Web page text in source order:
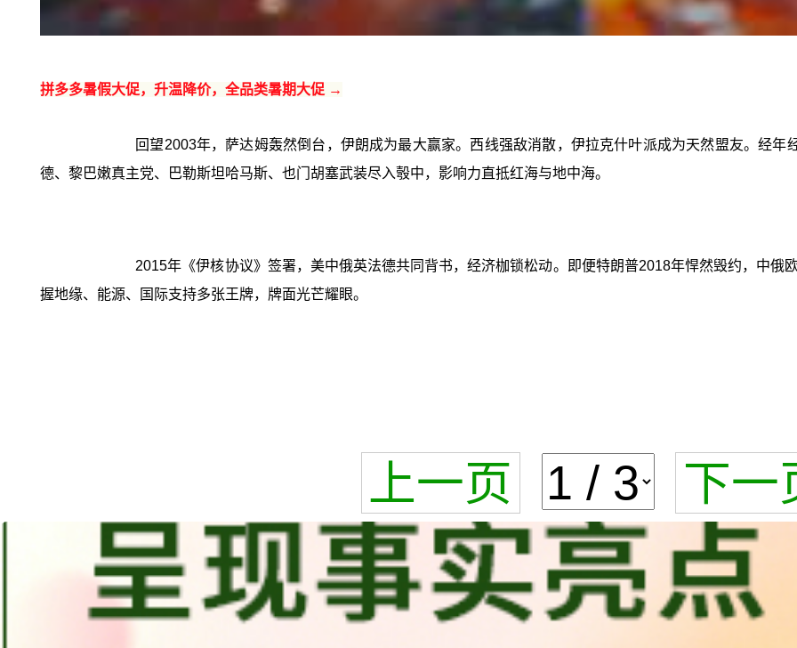
拼多多暑假大促，升温降价，全品类暑期大促 →
回望2003年，萨达姆轰然倒台，伊朗成为最大赢家。西线强敌消散，伊拉克什叶派成为天然盟友。经
德、黎巴嫩真主党、巴勒斯坦哈马斯、也门胡塞武装尽入彀中，影响力直抵红海与地中海。
2015年《伊核协议》签署，美中俄英法德共同背书，经济枷锁松动。即便特朗普2018年悍然毁约，中俄
握地缘、能源、国际支持多张王牌，牌面光芒耀眼。
上一页 下一